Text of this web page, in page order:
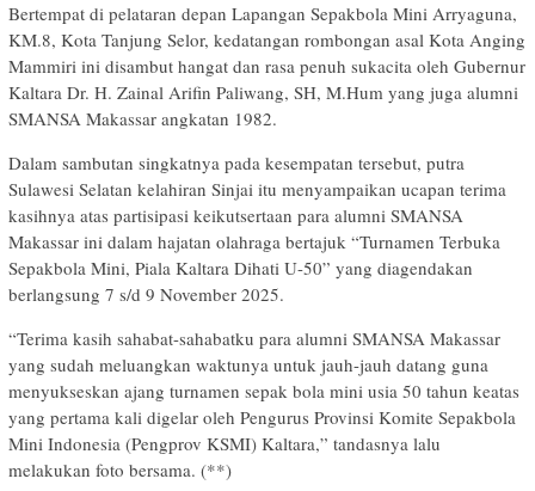
Bertempat di pelataran depan Lapangan Sepakbola Mini Arryaguna,
KM.8, Kota Tanjung Selor, kedatangan rombongan asal Kota Anging
Mammiri ini disambut hangat dan rasa penuh sukacita oleh Gubernur
Kaltara Dr. H. Zainal Arifin Paliwang, SH, M.Hum yang juga alumni
SMANSA Makassar angkatan 1982.
Dalam sambutan singkatnya pada kesempatan tersebut, putra
Sulawesi Selatan kelahiran Sinjai itu menyampaikan ucapan terima
kasihnya atas partisipasi keikutsertaan para alumni SMANSA
Makassar ini dalam hajatan olahraga bertajuk “Turnamen Terbuka
Sepakbola Mini, Piala Kaltara Dihati U-50” yang diagendakan
berlangsung 7 s/d 9 November 2025.
“Terima kasih sahabat-sahabatku para alumni SMANSA Makassar
yang sudah meluangkan waktunya untuk jauh-jauh datang guna
menyukseskan ajang turnamen sepak bola mini usia 50 tahun keatas
yang pertama kali digelar oleh Pengurus Provinsi Komite Sepakbola
Mini Indonesia (Pengprov KSMI) Kaltara,” tandasnya lalu
melakukan foto bersama. (**)